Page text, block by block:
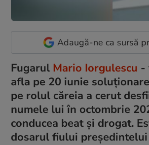
Adaugă-ne ca sursă
Fugarul Mario Iorgulescu -
afla pe 20 iunie
pe rolul căreia a cerut
numele lui în octombrie
conducea beat și drogat.
dosarul fiului președintelui